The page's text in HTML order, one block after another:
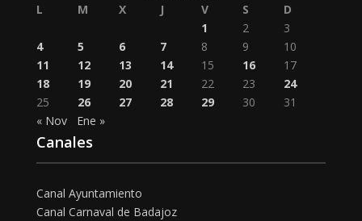
L
M X J V S
D
1
2
3
4
5 6 7 8 9
10
11
12 13 14 15 16
17
18
19 20 21 22 23
24
25
26 27 28 29 30
31
« Nov
Ene »
Canales
Canal Ayuntamiento
Canal Carnaval de Badajoz